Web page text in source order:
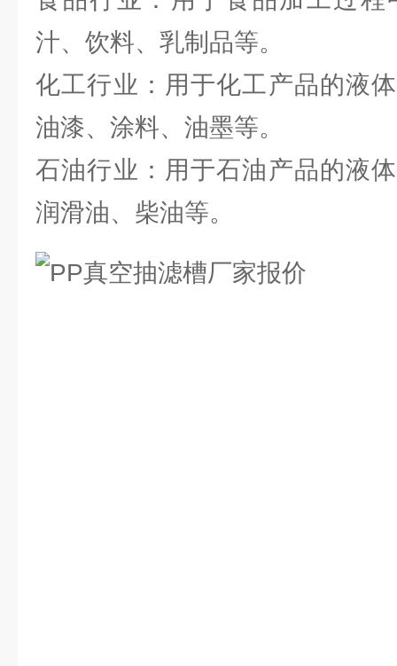
汁、饮料、乳制品等。
化工行业：用于化工产品的液
油漆、涂料、油墨等。
石油行业：用于石油产品的液
润滑油、柴油等。